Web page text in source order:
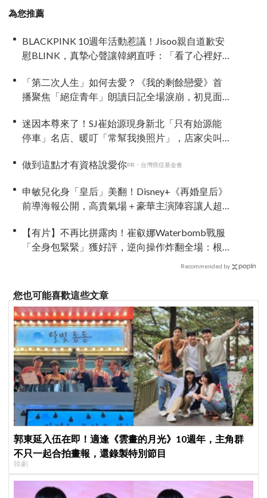
為您推薦
BLACKPINK 10週年活動惹議！Jisoo親自道歉安
慰BLINK，真摯心聲讓韓網直呼：「看了心裡好
「第二次人生」如何去愛？《我的剩餘戀愛》首
播聚焦「絕症青年」朗讀日記全場淚崩，初見面
迷因本尊來了！SJ崔始源現身新北「只有始源能
停車」名店、暖叮「常幫我換照片」，店家尖叫
做到這點才有資格說愛你PR・台灣癌症基金會
申敏兒化身「皇后」美翻！Disney+《再婚皇后》
前導海報公開，高貴氣場＋豪華主演陣容讓人超
【有片】不再比拼露肉！崔叡娜Waterbomb戰服
「全身包緊緊」獲好評，逆向操作炸翻全場：根
Recommended by
您也可能喜歡這些文章
郭東延入伍在即！適逢《雲畫的月光》10週年，主角群
不只一起合拍畫報，還錄製特別節目
韓劇